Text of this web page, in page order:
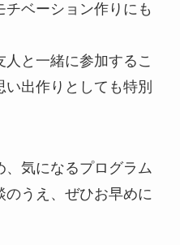
ベーション作りにも
人と一緒に参加するこ
出作りとしても特別
気になるプログラム
うえ、ぜひお早めに